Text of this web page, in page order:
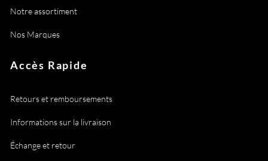
Notre assortiment
Nos Marques
Accès Rapide
Retours et remboursements
Informations sur la livraison
Échange et retour